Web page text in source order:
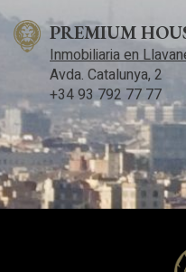
PREMIUM
Inmobiliaria en
Avda. Catalunya, 2
+34 93 792 77 77